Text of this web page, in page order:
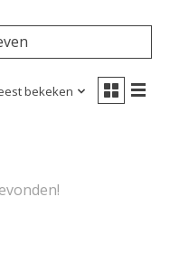
bekeken